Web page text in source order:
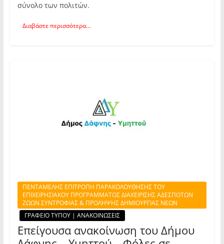
σύνολο των πολιτών.
Διαβάστε περισσότερα...
ΠΕΝΤΑΜΕΛΗΣ ΕΠΙΤΡΟΠΗ ΠΑΡΑΚΟΛΟΥΘΗΣΗΣ ΤΟΥ
ΕΠΙΧΕΙΡΗΣΙΑΚΟΥ ΠΡΟΓΡΑΜΜΑΤΟΣ ΔΙΑΧΕΙΡΙΣΗΣ ΑΔΕΣΠΟΤΩΝ
ΖΩΩΝ ΣΥΝΤΡΟΦΙΑΣ & ΠΡΟΛΗΨΗΣ ΔΗΜΙΟΥΡΓΙΑΣ ΝΕΩΝ
ΓΡΑΦΕΙΟ ΤΥΠΟΥ | ΑΝΑΚΟΙΝΩΣΕΙΣ
Επείγουσα ανακοίνωση του Δήμου